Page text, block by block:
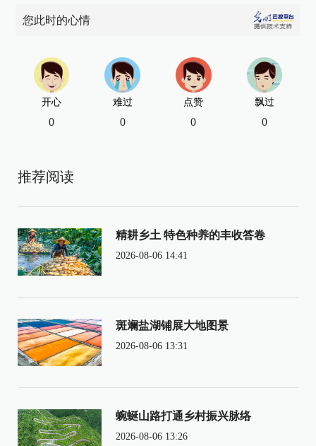
您此时的心情
开心
0
难过
0
点赞
0
飘过
0
推荐阅读
精耕乡土 特色种养的丰收答卷
2026-08-06 14:41
斑斓盐湖铺展大地图景
2026-08-06 13:31
蜿蜒山路打通乡村振兴脉络
2026-08-06 13:26